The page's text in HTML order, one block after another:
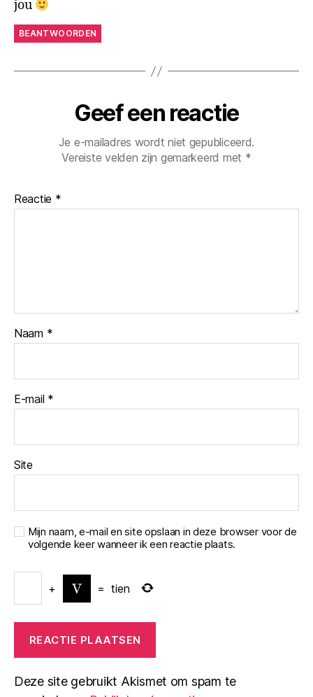
jou
BEANTWOORDEN
Geef een reactie
Je e-mailadres wordt niet gepubliceerd.
Vereiste velden zijn gemarkeerd met *
Reactie *
Naam *
E-mail *
Site
Mijn naam, e-mail en site opslaan in deze browser voor de
volgende keer wanneer ik een reactie plaats.
+ = tien
Deze site gebruikt Akismet om spam te